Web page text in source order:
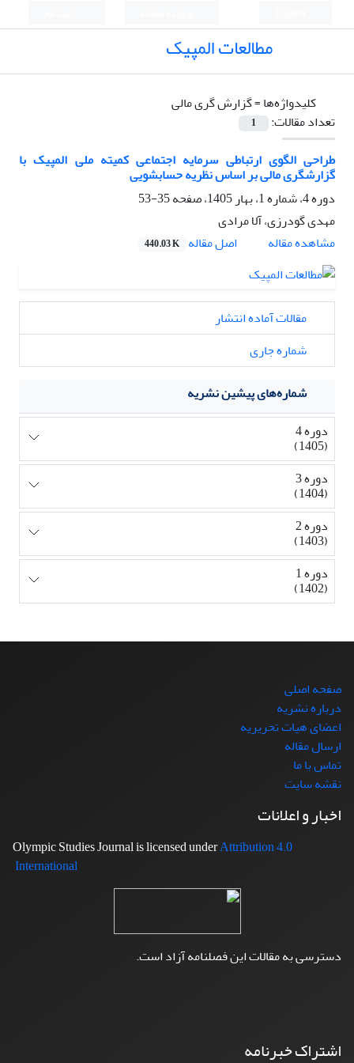
مطالعات المپیک
کلیدواژه‌ها =گزارش گری مالی
تعداد مقالات:
1
طراحی الگوی ارتباطی سرمایه اجتماعی کمیته ملی المپیک با
گزارشگری مالی بر اساس نظریه حساب­شویی
دوره 4، شماره 1، بهار 1405، صفحه
35-53
مهدی گودرزی، آلا مرادی
مشاهده مقاله
اصل مقاله 440.03 K
مقالات آماده انتشار
شماره جاری
شماره‌های پیشین نشریه
دوره 4
(1405)
دوره 3
(1404)
دوره 2
(1403)
دوره 1
(1402)
صفحه اصلی
درباره نشریه
اعضای هیات تحریریه
ارسال مقاله
تماس با ما
نقشه سایت
اخبار و اعلانات
Attribution 4.0
International
دسترسی به مقالات این فصلنامه آزاد است.
اشتراک خبرنامه